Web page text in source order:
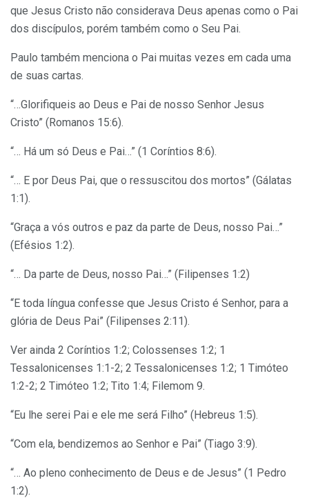
que Jesus Cristo não considerava Deus apenas como o Pai
dos discípulos, porém também como o Seu Pai.
Paulo também menciona o Pai muitas vezes em cada uma
de suas cartas.
“…Glorifiqueis ao Deus e Pai de nosso Senhor Jesus
Cristo” (Romanos 15:6).
“… Há um só Deus e Pai…” (1 Coríntios 8:6).
“… E por Deus Pai, que o ressuscitou dos mortos” (Gálatas
1:1).
“Graça a vós outros e paz da parte de Deus, nosso Pai…”
(Efésios 1:2).
“… Da parte de Deus, nosso Pai…” (Filipenses 1:2)
“E toda língua confesse que Jesus Cristo é Senhor, para a
glória de Deus Pai” (Filipenses 2:11).
Ver ainda 2 Coríntios 1:2; Colossenses 1:2; 1
Tessalonicenses 1:1-2; 2 Tessalonicenses 1:2; 1 Timóteo
1:2-2; 2 Timóteo 1:2; Tito 1:4; Filemom 9.
“Eu lhe serei Pai e ele me será Filho” (Hebreus 1:5).
“Com ela, bendizemos ao Senhor e Pai” (Tiago 3:9).
“… Ao pleno conhecimento de Deus e de Jesus” (1 Pedro
1:2).